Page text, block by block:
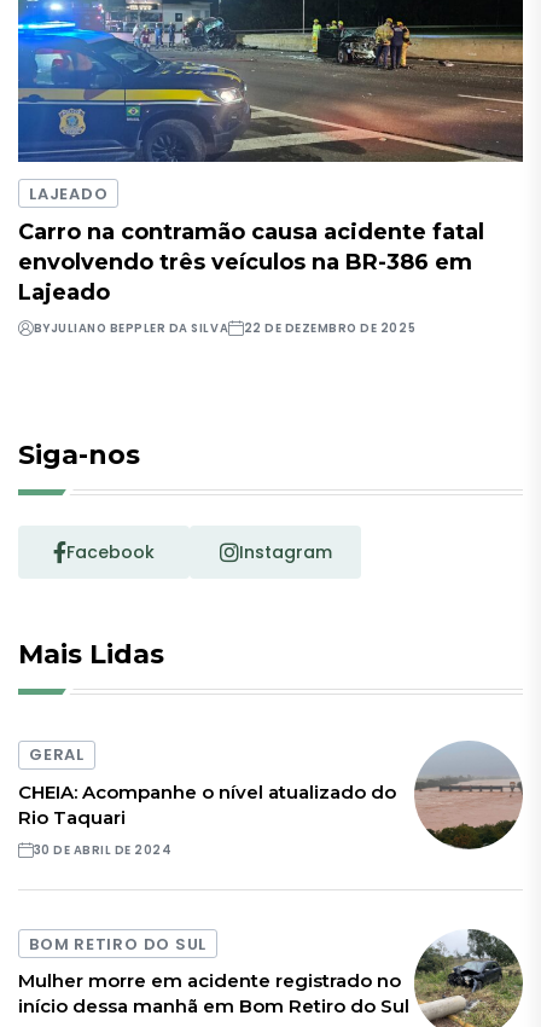
LAJEADO
Carro na contramão causa acidente fatal
envolvendo três veículos na BR-386 em
Lajeado
BYJULIANO BEPPLER DA SILVA 22 DE DEZEMBRO DE 2025
Siga-nos
Facebook Instagram
Mais Lidas
GERAL
CHEIA: Acompanhe o nível atualizado do
Rio Taquari
30 DE ABRIL DE 2024
BOM RETIRO DO SUL
Mulher morre em acidente registrado no
início dessa manhã em Bom Retiro do Sul